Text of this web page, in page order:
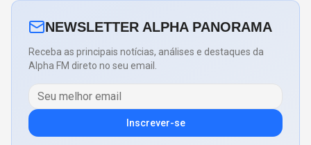
NEWSLETTER ALPHA PANORAMA
Receba as principais notícias, análises e destaques da
Alpha FM direto no seu email.
Inscrever-se